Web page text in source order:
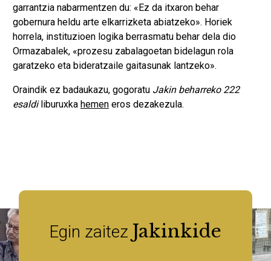
garrantzia nabarmentzen du: «Ez da itxaron behar
gobernura heldu arte elkarrizketa abiatzeko». Horiek
horrela, instituzioen logika berrasmatu behar dela dio
Ormazabalek, «prozesu zabalagoetan bidelagun rola
garatzeko eta bideratzaile gaitasunak lantzeko».
Oraindik ez badaukazu, gogoratu Jakin beharreko 222
esaldiliburuxka hemeneros dezakezula.
Egin zaitez Jakinkide